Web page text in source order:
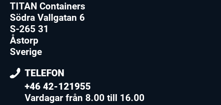
TITAN Containers
Södra Vallgatan 6
S-265 31
Åstorp
Sverige
TELEFON
+46 42-121955
Vardagar från 8.00 till 16.00